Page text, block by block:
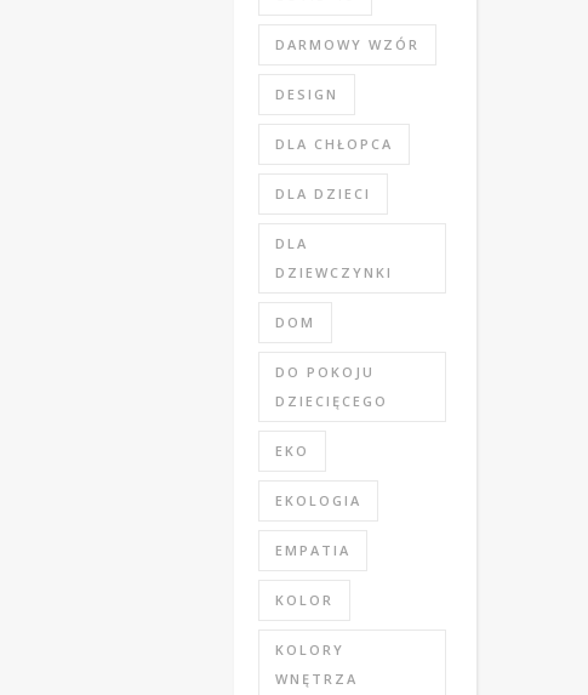
DARMOWY WZÓR
DESIGN
DLA CHŁOPCA
DLA DZIECI
DLA
DZIEWCZYNKI
DOM
DO POKOJU
DZIECIĘCEGO
EKO
EKOLOGIA
EMPATIA
KOLOR
KOLORY
WNĘTRZA